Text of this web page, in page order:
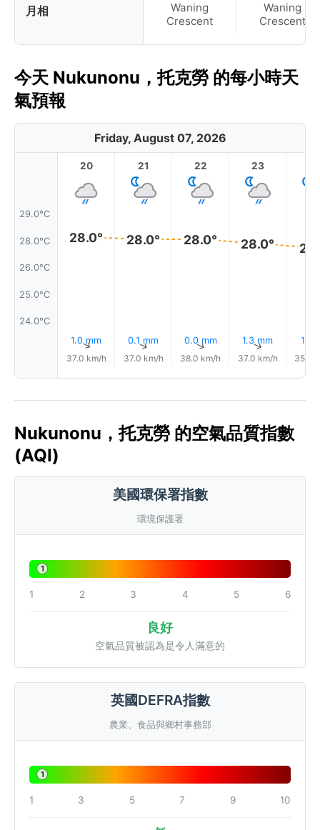
月相
Waning
Crescent
Waning
Crescent
今天 Nukunonu，托克勞 的每小時天
氣預報
Friday, August 07, 2026
29.0°C
28.0°C
26.0°C
25.0°C
24.0°C
20
28.0°
1.0 mm
↑
37.0 km/h
21
28.0°
0.1 mm
↑
37.0 km/h
22
28.0°
0.0 mm
↑
38.0 km/h
23
28.0°
1.3 mm
↑
37.0 km/h
1.1
35.0
Nukunonu，托克勞 的空氣品質指數
(AQI)
美國環保署指數
環境保護署
1
1 2 3 4 5 6
良好
空氣品質被認為是令人滿意的
英國DEFRA指數
農業、食品與鄉村事務部
1
1 3 5 7 9 10